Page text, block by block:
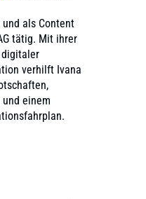
als Content
tätig. Mit ihrer
digitaler
verhilft Ivana
einem